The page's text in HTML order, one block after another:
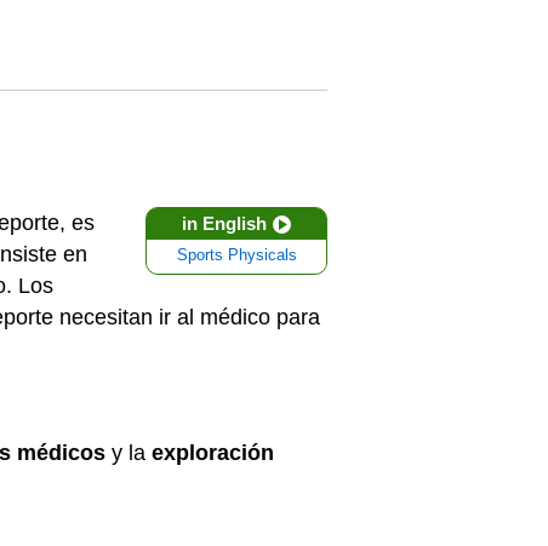
in English
Sports Physicals
es
en
Los
necesitan ir al médico para
médicos y la exploración